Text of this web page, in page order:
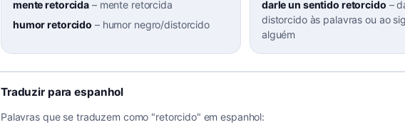
mente retorcida – mente retorcida
humor retorcido – humor negro/distorcido
darle un sentido retorcido –
distorcido às palavras ou ao
alguém
Traduzir para espanhol
Palavras que se traduzem como "retorcido" em espanhol: